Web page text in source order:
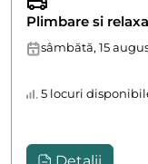
Plimbare si
sâmbătă, 15
5 locuri
Detalii